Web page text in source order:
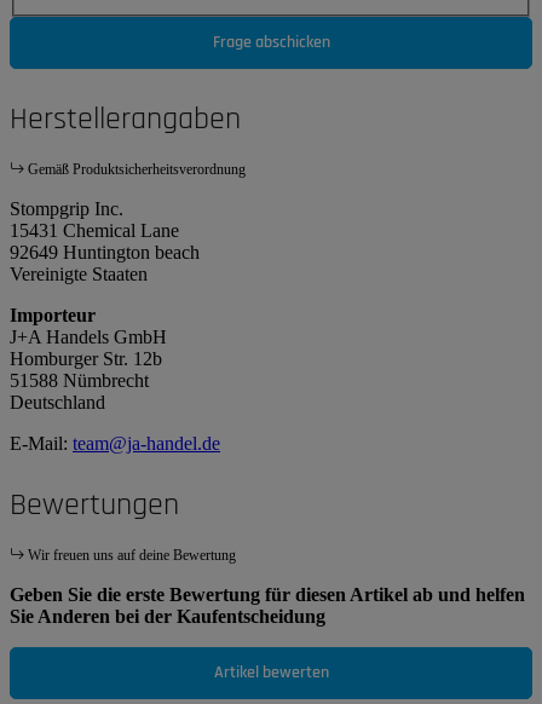
Frage abschicken
Herstellerangaben
Gemäß Produktsicherheitsverordnung
Stompgrip Inc.
15431 Chemical Lane
92649 Huntington beach
Vereinigte Staaten
Importeur
J+A Handels GmbH
Homburger Str. 12b
51588 Nümbrecht
Deutschland
E-Mail: team@ja-handel.de
Bewertungen
Wir freuen uns auf deine Bewertung
Geben Sie die erste Bewertung für diesen Artikel ab und helfen
Sie Anderen bei der Kaufentscheidung
Artikel bewerten